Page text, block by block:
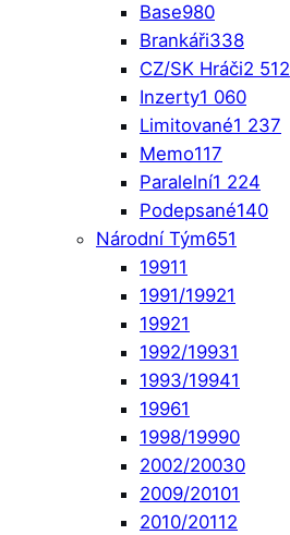
Base980
Brankáři338
CZ/SK Hráči2 512
Inzerty1 060
Limitované1 237
Memo117
Paralelní1 224
Podepsané140
Národní Tým651
19911
1991/19921
19921
1992/19931
1993/19941
19961
1998/19990
2002/20030
2009/20101
2010/20112